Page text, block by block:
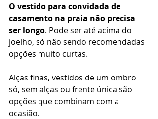
O vestido para convidada de
casamento na praia não precisa
ser longo. Pode ser até acima do
joelho, só não sendo recomendadas
opções muito curtas.
Alças finas, vestidos de um ombro
só, sem alças ou frente única são
opções que combinam com a
ocasião.